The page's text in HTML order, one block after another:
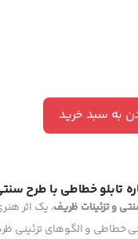
به سبد خرید
تابلو خطاطی با طرح
و تزئینات ظریف، یک اثر
خطاطی و الگوهای تزئینی